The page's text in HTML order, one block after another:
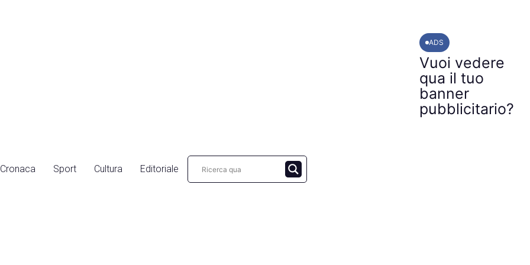
ADS
Vuoi vedere
qua il tuo
banner
pubblicitario?
Cronaca Sport Cultura Editoriale